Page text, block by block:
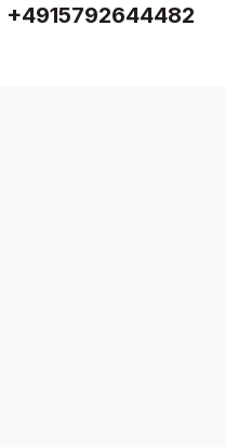
+4915792644482